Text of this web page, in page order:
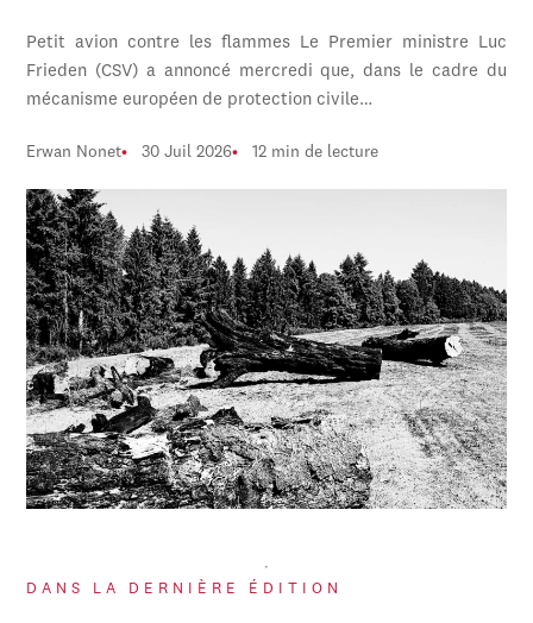
Petit avion contre les flammes Le Premier ministre Luc
Frieden (CSV) a annoncé mercredi que, dans le cadre du
mécanisme européen de protection civile…
Erwan Nonet 30 Juil 2026 12 min de lecture
DANS LA DERNIÈRE ÉDITION